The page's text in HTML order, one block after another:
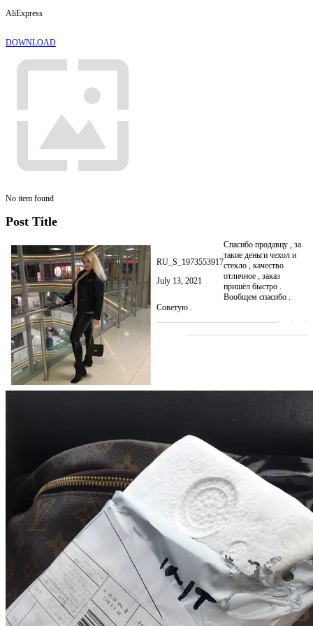
AliExpress
DOWNLOAD
No item found
Post Title
RU_S_1973553917
July 13, 2021
Спасибо продавцу , за
такие деньги чехол и
стекло , качество
отличное , заказ
пришёл быстро .
Вообщем спасибо .
Советую .